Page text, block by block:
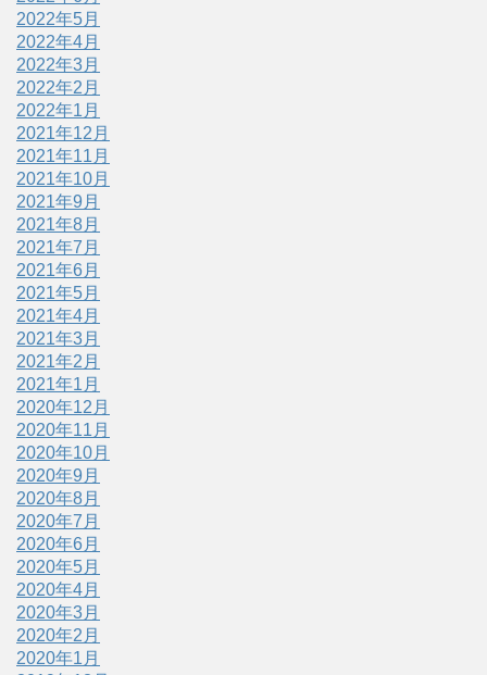
2022年5月
2022年4月
2022年3月
2022年2月
2022年1月
2021年12月
2021年11月
2021年10月
2021年9月
2021年8月
2021年7月
2021年6月
2021年5月
2021年4月
2021年3月
2021年2月
2021年1月
2020年12月
2020年11月
2020年10月
2020年9月
2020年8月
2020年7月
2020年6月
2020年5月
2020年4月
2020年3月
2020年2月
2020年1月